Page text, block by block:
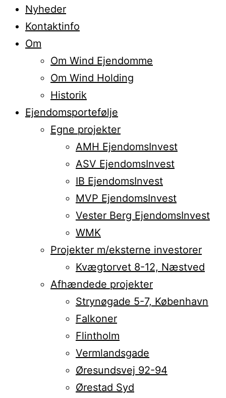
Nyheder
Kontaktinfo
Om
Om Wind Ejendomme
Om Wind Holding
Historik
Ejendomsportefølje
Egne projekter
AMH EjendomsInvest
ASV EjendomsInvest
IB EjendomsInvest
MVP EjendomsInvest
Vester Berg EjendomsInvest
WMK
Projekter m/eksterne investorer
Kvægtorvet 8-12, Næstved
Afhændede projekter
Strynøgade 5-7, København
Falkoner
Flintholm
Vermlandsgade
Øresundsvej 92-94
Ørestad Syd